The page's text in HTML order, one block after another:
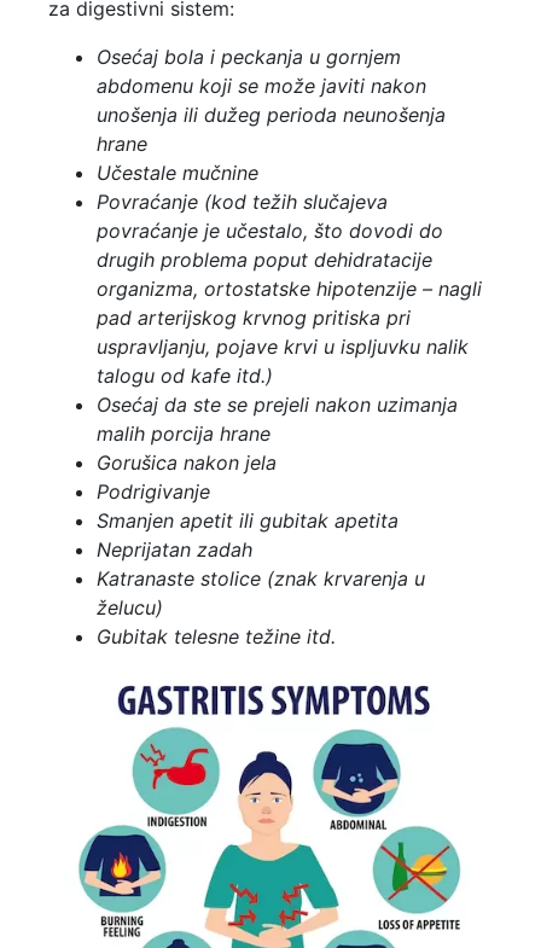
za digestivni sistem:
Osećaj bola i peckanja u gornjem
abdomenu koji se može javiti nakon
unošenja ili dužeg perioda neunošenja
hrane
Učestale mučnine
Povraćanje (kod težih slučajeva
povraćanje je učestalo, što dovodi do
drugih problema poput dehidratacije
organizma, ortostatske hipotenzije – nagli
pad arterijskog krvnog pritiska pri
uspravljanju, pojave krvi u ispljuvku nalik
talogu od kafe itd.)
Osećaj da ste se prejeli nakon uzimanja
malih porcija hrane
Gorušica nakon jela
Podrigivanje
Smanjen apetit ili gubitak apetita
Neprijatan zadah
Katranaste stolice (znak krvarenja u
želucu)
Gubitak telesne težine itd.